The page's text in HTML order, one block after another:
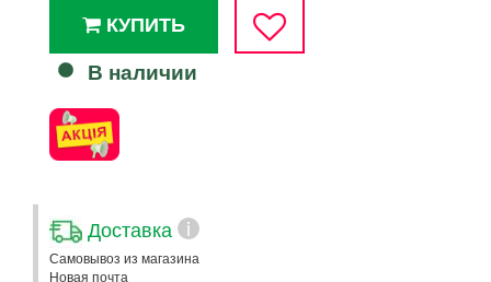
КУПИТЬ
В наличии
Доставка i
Самовывоз из магазина
Новая почта